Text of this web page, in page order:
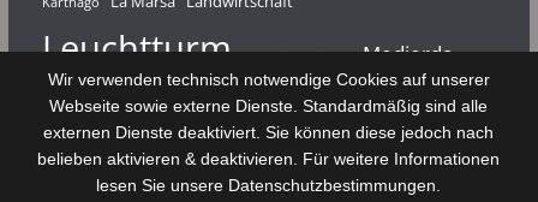
Leuchtturm Mahdia Majerda Medjerda
Monastir Médenine Nabeul Nouvelair Punier
Rundfunk Römer Salzsee Sebkha
Sfax Sidi Bou Said Souk El Arba Sousse
Wir verwenden technisch notwendige Cookies auf unserer
Webseite sowie externe Dienste. Standardmäßig sind alle
externen Dienste deaktiviert. Sie können diese jedoch nach
belieben aktivieren & deaktivieren. Für weitere Informationen
lesen Sie unsere Datenschutzbestimmungen.